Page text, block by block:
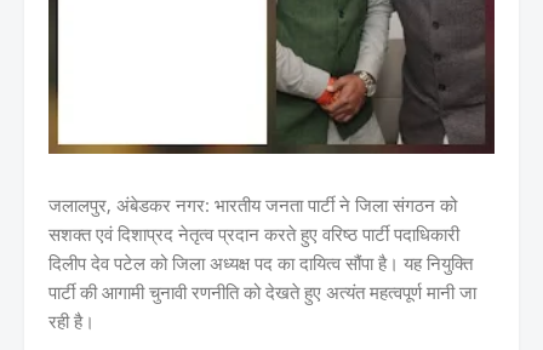
जलालपुर, अंबेडकर नगर: भारतीय जनता पार्टी ने जिला संगठन को
सशक्त एवं दिशाप्रद नेतृत्व प्रदान करते हुए वरिष्ठ पार्टी पदाधिकारी
दिलीप देव पटेल को जिला अध्यक्ष पद का दायित्व सौंपा है। यह नियुक्ति
पार्टी की आगामी चुनावी रणनीति को देखते हुए अत्यंत महत्वपूर्ण मानी जा
रही है।